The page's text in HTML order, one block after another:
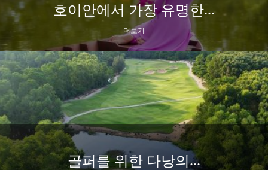
호이안에서 가장 유명한...
더보기
골퍼를 위한 다낭의...